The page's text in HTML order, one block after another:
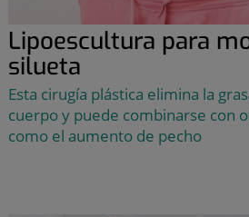
Lipoescultura para
silueta
Esta cirugía plástica elimina la
cuerpo y puede combinarse con
como el aumento de pecho